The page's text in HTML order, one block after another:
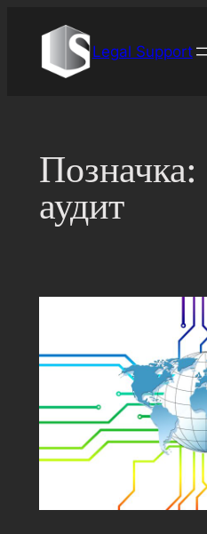
вмісту
Legal Support
Позначка:
аудит